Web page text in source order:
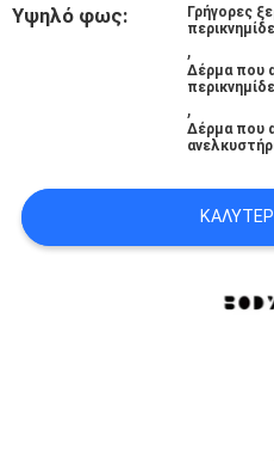
ΑΠΌΣΠΑΣΜΑ
SITEMAP
Υψηλό φως:
Γρήγορες
,
Δέρμα που
,
Δέρμα που